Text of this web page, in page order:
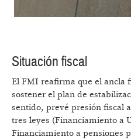
Situación fiscal
El FMI reafirma que el ancla
sostener el plan de
sentido, prevé presión fiscal
tres leyes (Financiamiento a
Financiamiento a pensiones